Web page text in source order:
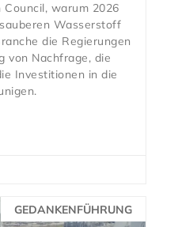
warum 2026
Wasserstoff
die Regierungen
von Nachfrage, die
Investitionen in die
GEDANKENFÜHRUNG